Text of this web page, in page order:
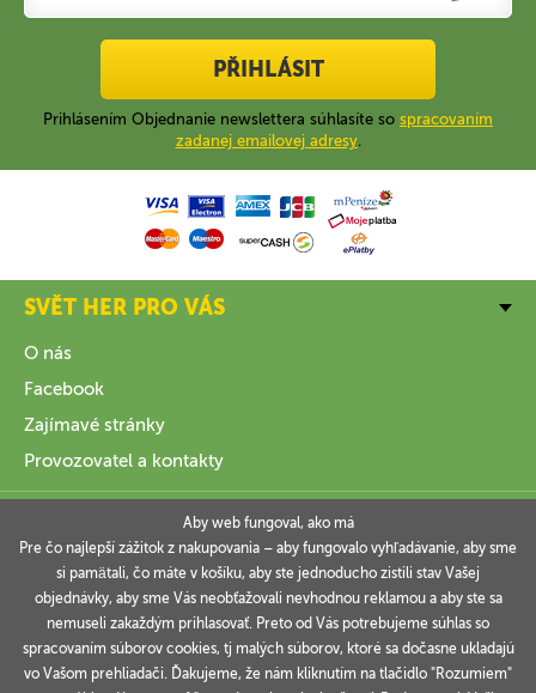
PŘIHLÁSIT
Prihlásením Objednanie newslettera súhlasíte so spracovaním
zadanej emailovej adresy.
SVĚT HER PRO VÁS
O nás
Facebook
Zajímavé stránky
Provozovatel a kontakty
INFORMACE
VAŠE OBJEDNÁVKY
Aby web fungoval, ako má
Pre čo najlepší zážitok z nakupovania – aby fungovalo vyhľadávanie, aby sme
si pamätali, čo máte v košíku, aby ste jednoducho zistili stav Vašej
objednávky, aby sme Vás neobťažovali nevhodnou reklamou a aby ste sa
nemuseli zakaždým prihlasovať. Preto od Vás potrebujeme súhlas so
spracovaním súborov cookies, tj malých súborov, ktoré sa dočasne ukladajú
vo Vašom prehliadači. Ďakujeme, že nám kliknutím na tlačidlo "Rozumiem"